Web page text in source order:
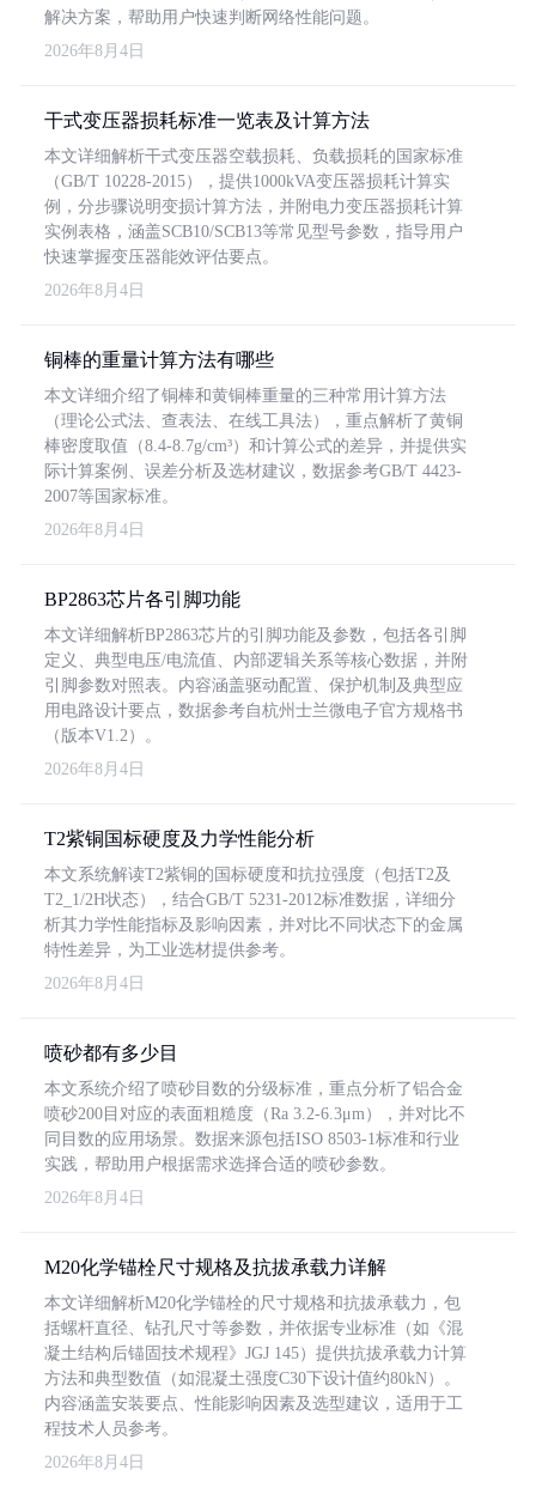
解决方案，帮助用户快速判断网络性能问题。
2026年8月4日
干式变压器损耗标准一览表及计算方法
本文详细解析干式变压器空载损耗、负载损耗的国家标准
（GB/T 10228-2015），提供1000kVA变压器损耗计算实
例，分步骤说明变损计算方法，并附电力变压器损耗计算
实例表格，涵盖SCB10/SCB13等常见型号参数，指导用户
快速掌握变压器能效评估要点。
2026年8月4日
铜棒的重量计算方法有哪些
本文详细介绍了铜棒和黄铜棒重量的三种常用计算方法
（理论公式法、查表法、在线工具法），重点解析了黄铜
棒密度取值（8.4-8.7g/cm³）和计算公式的差异，并提供实
际计算案例、误差分析及选材建议，数据参考GB/T 4423-
2007等国家标准。
2026年8月4日
BP2863芯片各引脚功能
本文详细解析BP2863芯片的引脚功能及参数，包括各引脚
定义、典型电压/电流值、内部逻辑关系等核心数据，并附
引脚参数对照表。内容涵盖驱动配置、保护机制及典型应
用电路设计要点，数据参考自杭州士兰微电子官方规格书
（版本V1.2）。
2026年8月4日
T2紫铜国标硬度及力学性能分析
本文系统解读T2紫铜的国标硬度和抗拉强度（包括T2及
T2_1/2H状态），结合GB/T 5231-2012标准数据，详细分
析其力学性能指标及影响因素，并对比不同状态下的金属
特性差异，为工业选材提供参考。
2026年8月4日
喷砂都有多少目
本文系统介绍了喷砂目数的分级标准，重点分析了铝合金
喷砂200目对应的表面粗糙度（Ra 3.2-6.3μm），并对比不
同目数的应用场景。数据来源包括ISO 8503-1标准和行业
实践，帮助用户根据需求选择合适的喷砂参数。
2026年8月4日
M20化学锚栓尺寸规格及抗拔承载力详解
本文详细解析M20化学锚栓的尺寸规格和抗拔承载力，包
括螺杆直径、钻孔尺寸等参数，并依据专业标准（如《混
凝土结构后锚固技术规程》JGJ 145）提供抗拔承载力计算
方法和典型数值（如混凝土强度C30下设计值约80kN）。
内容涵盖安装要点、性能影响因素及选型建议，适用于工
程技术人员参考。
2026年8月4日